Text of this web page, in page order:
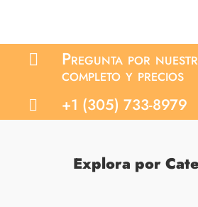
 Pregunta por
completo y precios
 +1 (305) 733-8979
Explora por